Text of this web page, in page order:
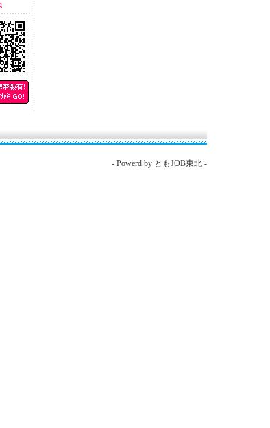
- Powerd by ともJOB東北 -